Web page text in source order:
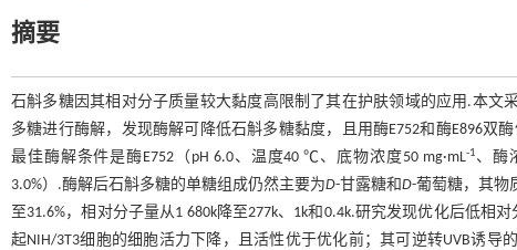
摘要
石斛多糖因其相对分子质量较大黏度高限制了其在护肤领域的应用.本文
多糖进行酶解，发现酶解可降低石斛多糖黏度，且用酶E752和酶E896双
最佳酶解条件是酶E752（pH 6.0、温度40 ℃、底物浓度50 mg·mL-1、酶
3.0%）.酶解后石斛多糖的单糖组成仍然主要为D-甘露糖和D-葡萄糖，其物
至31.6%，相对分子量从1 680k降至277k、1k和0.4k.研究发现优化后低相
起NIH/3T3细胞的细胞活力下降，且活性优于优化前；其可逆转UVB诱